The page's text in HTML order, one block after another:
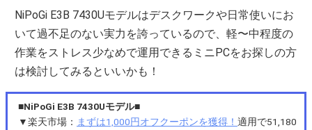
NiPoGi E3B 7430Uモデルはデスクワークや日常使いにお
いて過不足のない実力を誇っているので、軽〜中程度の
作業をストレス少なめで運用できるミニPCをお探しの方
は検討してみるといいかも！
■NiPoGi E3B 7430Uモデル■
▼楽天市場： まずは1,000円オフクーポンを獲得！適用で51,180